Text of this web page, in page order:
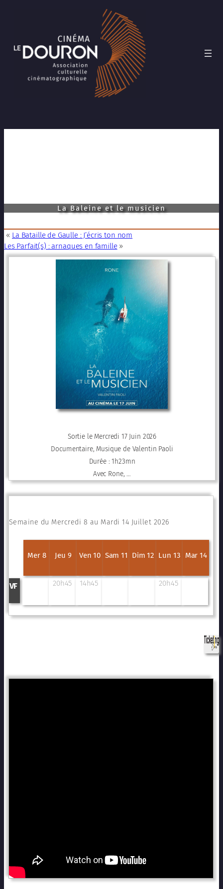
La Baleine et le musicien
« La Bataille de Gaulle : J’écris ton nom
Les Parfait(s) : arnaques en famille»
Sortie le Mercredi 17 Juin 2026
Documentaire, Musique de Valentin Paoli
Durée : 1h23mn
Avec Rone, …
Semaine du Mercredi 8 au Mardi 14 Juillet 2026
Mer 8 Jeu 9 Ven 10 Sam 11 Dim 12 Lun 13 Mar 14
VF 20h45 14h45 20h45